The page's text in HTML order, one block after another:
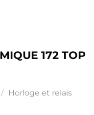
172 TOP
/
Horloge et relais